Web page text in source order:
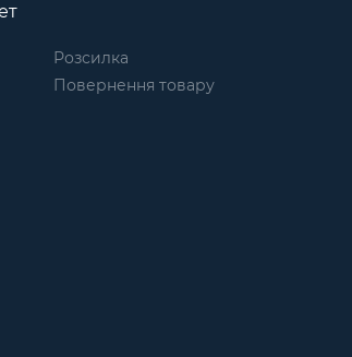
Розсилка
Повернення товару